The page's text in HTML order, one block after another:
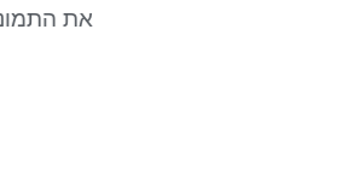
את התמונה הגדולה